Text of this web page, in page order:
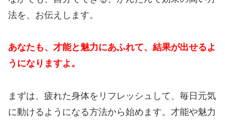
法を、お伝えします。
あなたも、才能と魅力にあふれて、結果が出せるよ
うになりますよ。
まずは、疲れた身体をリフレッシュして、毎日元気
に動けるようになる方法から始めます。才能や魅力